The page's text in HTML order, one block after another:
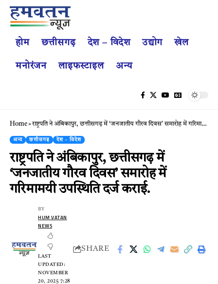
होम छत्तीसगढ़ देश – विदेश उद्योग खेल
मनोरंजन लाइफस्टाइल अन्य
Home»राष्ट्रपति ने अंबिकापुर, छत्तीसगढ़ में ‘जनजातीय गौरव दिवस’ समारोह में गरिमामयी उपस्थिति दर्ज कराई.
अन्य छत्तीसगढ़ देश - विदेश
राष्ट्रपति ने अंबिकापुर, छत्तीसगढ़ में
‘जनजातीय गौरव दिवस’ समारोह में
गरिमामयी उपस्थिति दर्ज कराई.
LAST
UPDATED:
NOVEMBER
20, 2025 7:28
BY
HUM VATAN
NEWS
SHARE